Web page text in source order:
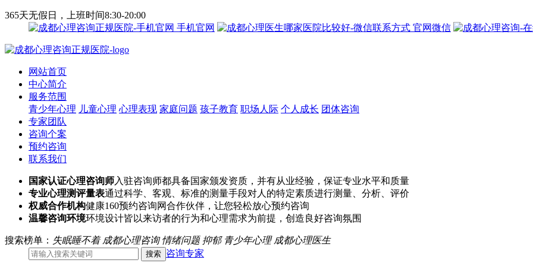
365天无假日，上班时间8:30-20:00
手机官网
官网微信
网站首页
中心简介
服务范围
青少年心理 儿童心理 心理表现 家庭问题 孩子教育 职场人际 个人成长 团体咨询
专家团队
咨询个案
预约咨询
联系我们
国家认证心理咨询师入驻咨询师都具备国家颁发资质，并有从业经验，保证专业水平和质量
专业心理测评量表通过科学、客观、标准的测量手段对人的特定素质进行测量、分析、评价
权威合作机构健康160预约咨询网合作伙伴，让您轻松放心预约咨询
温馨咨询环境环境设计皆以来访者的行为和心理需求为前提，创造良好咨询氛围
搜索榜单： 失眠睡不着 成都心理咨询 情绪问题 抑郁 青少年心理 成都心理医生
咨询专家